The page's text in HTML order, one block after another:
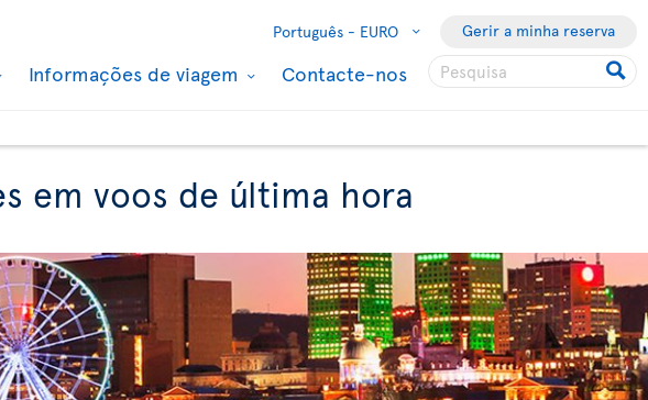
Português - EURO Gerir a minha reserva
Informações de viagem Contacte-nos
em voos de última hora